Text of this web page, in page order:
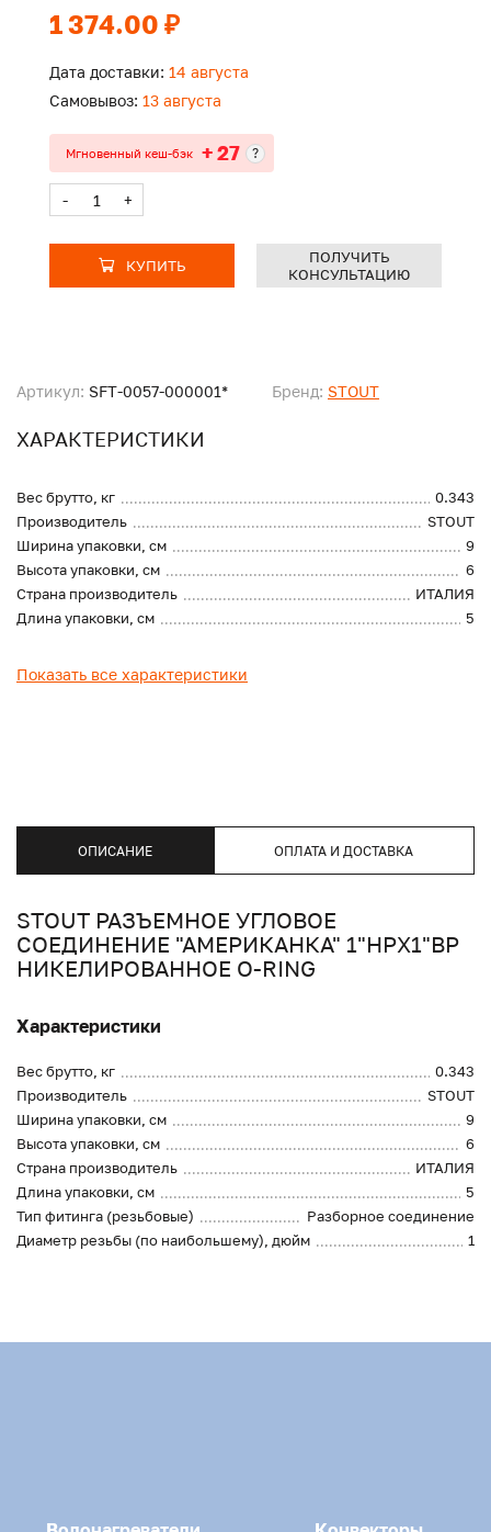
Артикул: SFT-0057-000001* Бренд: STOUT
ХАРАКТЕРИСТИКИ
Вес брутто, кг
0.343
Производитель
STOUT
Ширина упаковки, см
9
Высота упаковки, см
6
Страна производитель
ИТАЛИЯ
Длина упаковки, см
5
Показать все характеристики
1 374.00 ₽
Дата доставки: 14 августа
Самовывоз: 13 августа
Мгновенный кеш-бэк + 27 ?
- +
КУПИТЬ
ПОЛУЧИТЬ
КОНСУЛЬТАЦИЮ
ОПИСАНИЕ ОПЛАТА И ДОСТАВКА
STOUT РАЗЪЕМНОЕ УГЛОВОЕ
СОЕДИНЕНИЕ "АМЕРИКАНКА" 1"НРX1"ВР
НИКЕЛИРОВАННОЕ O-RING
Характеристики
Вес брутто, кг
0.343
Производитель
STOUT
Ширина упаковки, см
9
Высота упаковки, см
6
Страна производитель
ИТАЛИЯ
Длина упаковки, см
5
Тип фитинга (резьбовые)
Разборное соединение
Диаметр резьбы (по наибольшему), дюйм
1